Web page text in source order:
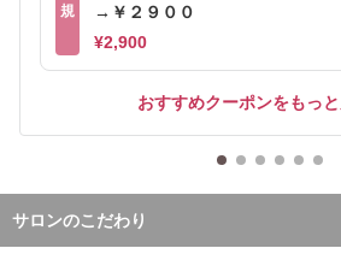
規
→￥２９００
¥2,900
おすすめクーポンをもっ
サロンのこだわり